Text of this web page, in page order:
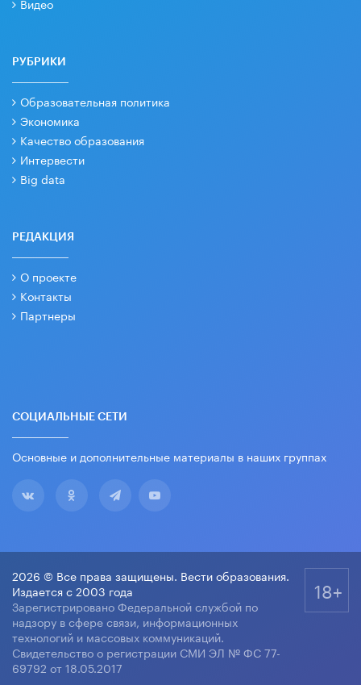
РУБРИКИ
Образовательная политика
Экономика
Качество образования
Интервести
Big data
РЕДАКЦИЯ
О проекте
Контакты
Партнеры
СОЦИАЛЬНЫЕ СЕТИ
Основные и дополнительные материалы в наших группах
2026 © Все права защищены. Вести образования.
Издается с 2003 года
Зарегистрировано Федеральной службой по
надзору в сфере связи, информационных
технологий и массовых коммуникаций.
Свидетельство о регистрации СМИ ЭЛ № ФС 77-
69792 от 18.05.2017
18+